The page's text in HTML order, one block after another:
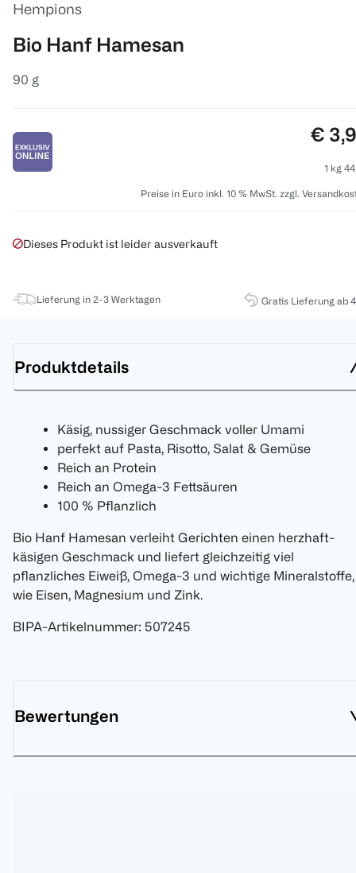
Hempions
Bio Hanf Hamesan
90 g
€
1 kg
Preise in Euro inkl. 10 % MwSt. zzgl.
Dieses Produkt ist leider ausverkauft
Lieferung in 2-3 Werktagen Gratis Lieferung ab
Produktdetails
Käsig, nussiger Geschmack voller Umami
perfekt auf Pasta, Risotto, Salat & Gemüse
Reich an Protein
Reich an Omega-3 Fettsäuren
100 % Pflanzlich
Bio Hanf Hamesan verleiht Gerichten einen herzhaft-
käsigen Geschmack und liefert gleichzeitig viel
pflanzliches Eiweiß, Omega-3 und wichtige Mineralstoffe,
wie Eisen, Magnesium und Zink.
BIPA-Artikelnummer: 507245
Bewertungen